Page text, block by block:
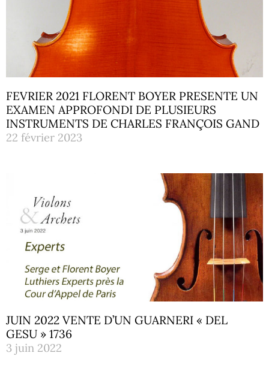
FEVRIER 2021 FLORENT BOYER PRESENTE UN
EXAMEN APPROFONDI DE PLUSIEURS
INSTRUMENTS DE CHARLES FRANÇOIS GAND
22 février 2023
JUIN 2022 VENTE D’UN GUARNERI « DEL
GESU » 1736
3 juin 2022